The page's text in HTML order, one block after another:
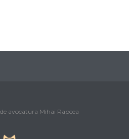
avocatura Mihai Rapcea